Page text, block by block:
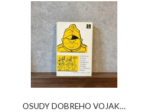
OSUDY DOBREHO VOJAKA